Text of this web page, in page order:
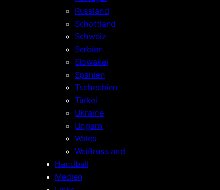
Russland
Schottland
Schweiz
Serbien
Slowakei
Spanien
Tschechien
Türkei
Ukraine
Ungarn
Wales
Weißrussland
Handball
Medien